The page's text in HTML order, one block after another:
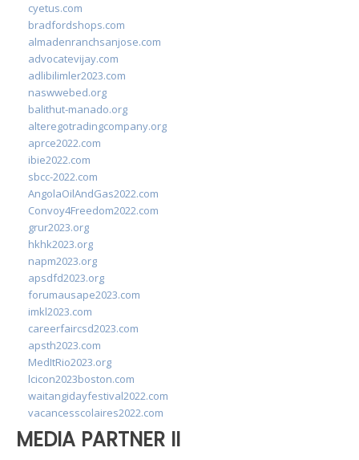
cyetus.com
bradfordshops.com
almadenranchsanjose.com
advocatevijay.com
adlibilimler2023.com
naswwebed.org
balithut-manado.org
alteregotradingcompany.org
aprce2022.com
ibie2022.com
sbcc-2022.com
AngolaOilAndGas2022.com
Convoy4Freedom2022.com
grur2023.org
hkhk2023.org
napm2023.org
apsdfd2023.org
forumausape2023.com
imkl2023.com
careerfaircsd2023.com
apsth2023.com
MedItRio2023.org
lcicon2023boston.com
waitangidayfestival2022.com
vacancesscolaires2022.com
MEDIA PARTNER II